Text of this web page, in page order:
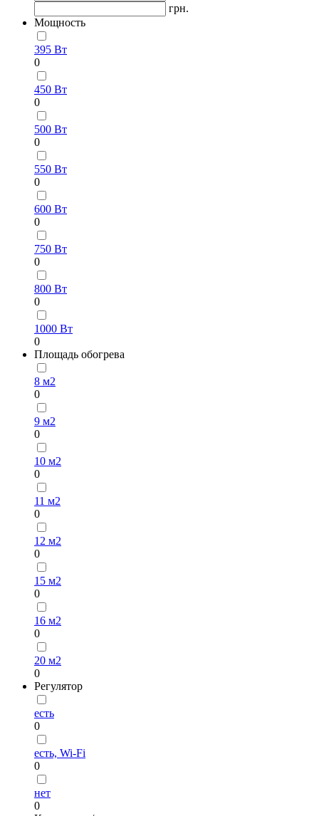
грн.
Мощность
395 Вт
0
450 Вт
0
500 Вт
0
550 Вт
0
600 Вт
0
750 Вт
0
800 Вт
0
1000 Вт
0
Площадь обогрева
8 м2
0
9 м2
0
10 м2
0
11 м2
0
12 м2
0
15 м2
0
16 м2
0
20 м2
0
Регулятор
есть
0
есть, Wi-Fi
0
нет
0